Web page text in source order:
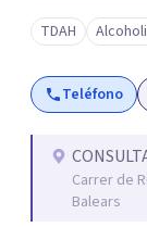
ha convertido
salud mental.
bienestar Con una formación excepcional y más de 15
años de
Mente como
Palma de
TDAH
Teléfono
Carrer de
Balears